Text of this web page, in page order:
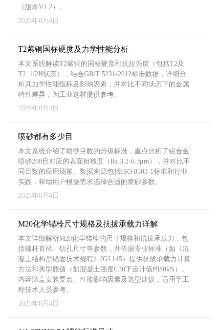
（版本V1.2）。
2026年8月4日
T2紫铜国标硬度及力学性能分析
本文系统解读T2紫铜的国标硬度和抗拉强度（包括T2及
T2_1/2H状态），结合GB/T 5231-2012标准数据，详细分
析其力学性能指标及影响因素，并对比不同状态下的金属
特性差异，为工业选材提供参考。
2026年8月4日
喷砂都有多少目
本文系统介绍了喷砂目数的分级标准，重点分析了铝合金
喷砂200目对应的表面粗糙度（Ra 3.2-6.3μm），并对比不
同目数的应用场景。数据来源包括ISO 8503-1标准和行业
实践，帮助用户根据需求选择合适的喷砂参数。
2026年8月4日
M20化学锚栓尺寸规格及抗拔承载力详解
本文详细解析M20化学锚栓的尺寸规格和抗拔承载力，包
括螺杆直径、钻孔尺寸等参数，并依据专业标准（如《混
凝土结构后锚固技术规程》JGJ 145）提供抗拔承载力计算
方法和典型数值（如混凝土强度C30下设计值约80kN）。
内容涵盖安装要点、性能影响因素及选型建议，适用于工
程技术人员参考。
2026年8月4日